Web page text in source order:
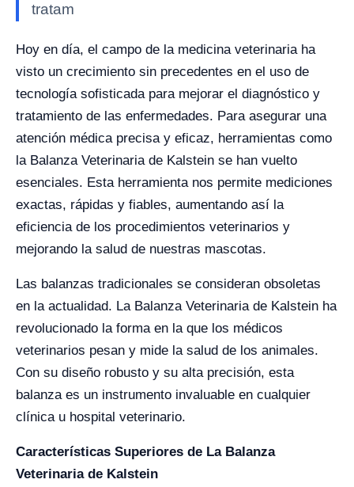
tratam
Hoy en día, el campo de la medicina veterinaria ha
visto un crecimiento sin precedentes en el uso de
tecnología sofisticada para mejorar el diagnóstico y
tratamiento de las enfermedades. Para asegurar una
atención médica precisa y eficaz, herramientas como
la Balanza Veterinaria de Kalstein se han vuelto
esenciales. Esta herramienta nos permite mediciones
exactas, rápidas y fiables, aumentando así la
eficiencia de los procedimientos veterinarios y
mejorando la salud de nuestras mascotas.
Las balanzas tradicionales se consideran obsoletas
en la actualidad. La Balanza Veterinaria de Kalstein ha
revolucionado la forma en la que los médicos
veterinarios pesan y mide la salud de los animales.
Con su diseño robusto y su alta precisión, esta
balanza es un instrumento invaluable en cualquier
clínica u hospital veterinario.
Características Superiores de La Balanza
Veterinaria de Kalstein